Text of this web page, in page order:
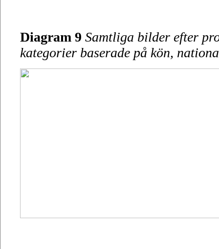
Diagram 9 Samtliga bilder efter
kategorier baserade på kön,